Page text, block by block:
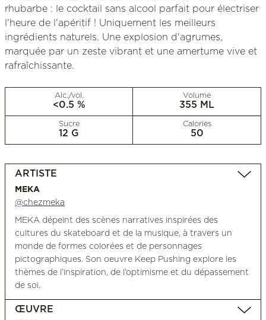
rhubarbe : le cocktail sans alcool parfait pour électriser
l'heure de l'apéritif ! Uniquement les meilleurs
ingrédients naturels. Une explosion d'agrumes,
marquée par un zeste vibrant et une amertume vive et
rafraîchissante.
Alc./vol.
<0.5 %
Volume
355 ML
Sucre
12 G
Calories
50
ARTISTE
MEKA
@chezmeka
MEKA dépeint des scènes narratives inspirées des
cultures du skateboard et de la musique, à travers un
monde de formes colorées et de personnages
pictographiques. Son oeuvre Keep Pushing explore les
thèmes de l’inspiration, de l’optimisme et du dépassement
de soi.
ŒUVRE